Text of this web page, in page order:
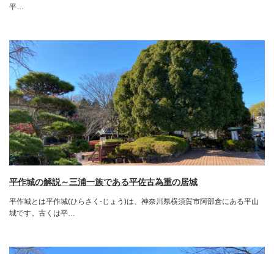
平…
平作城の解説～三浦一族である平佐古為重の居城
平作城とは平作城(ひらさく-じょう)は、神奈川県横須賀市阿部倉にある平山
城です。古くは平…